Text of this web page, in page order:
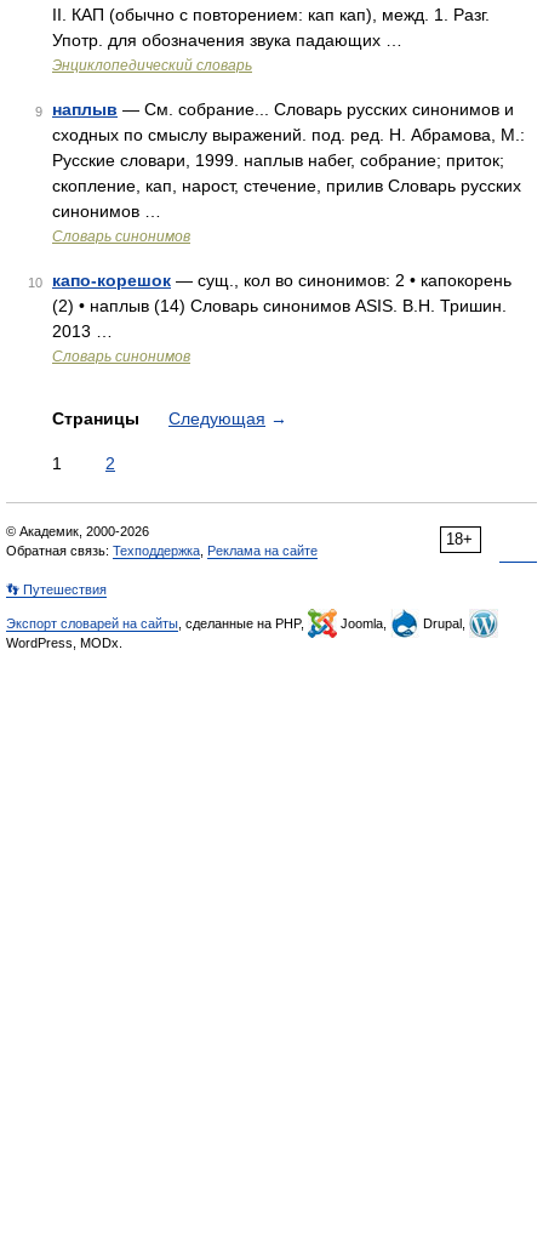
II. КАП (обычно с повторением: кап кап), межд. 1. Разг.
Употр. для обозначения звука падающих …
Энциклопедический словарь
9 наплыв — См. собрание... Словарь русских синонимов и
сходных по смыслу выражений. под. ред. Н. Абрамова, М.:
Русские словари, 1999. наплыв набег, собрание; приток;
скопление, кап, нарост, стечение, прилив Словарь русских
синонимов …
Словарь синонимов
10 капо-корешок — сущ., кол во синонимов: 2 • капокорень
(2) • наплыв (14) Словарь синонимов ASIS. В.Н. Тришин.
2013 …
Словарь синонимов
Страницы Следующая →
1 2
18+
© Академик, 2000-2026
Обратная связь: Техподдержка Реклама на сайте
👣 Путешествия
Экспорт словарей на сайты , сделанные на PHP, Joomla,
Drupal,
WordPress, MODx.